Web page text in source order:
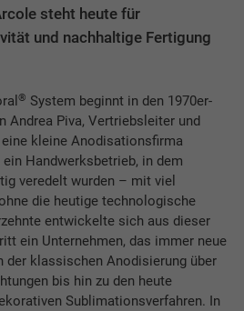
steht heute für
und nachhaltige Fertigung
® System beginnt in den 1970er-
Andrea Piva, Vertriebsleiter und
kleine Anodisationsfirma
Handwerksbetrieb, in dem
veredelt wurden – mit viel
die heutige technologische
entwickelte sich aus dieser
ein Unternehmen, das immer neue
der klassischen Anodisierung über
bis hin zu den heute
Sublimationsverfahren. In